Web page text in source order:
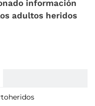
información
adultos heridos
heridos